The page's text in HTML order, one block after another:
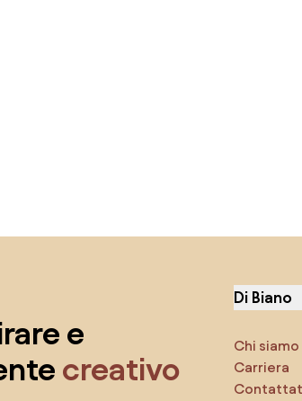
e
creativo
Di Biano
Chi siamo
Carriera